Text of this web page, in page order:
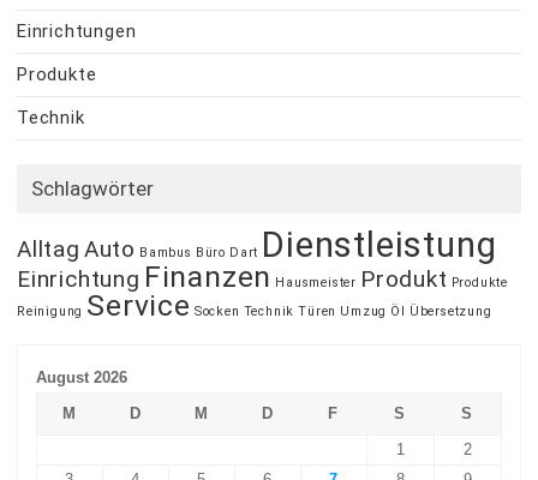
Einrichtungen
Produkte
Technik
Schlagwörter
Alltag Auto Bambus Büro Dart Dienstleistung
Einrichtung Finanzen Hausmeister Produkt Produkte
Reinigung Service Socken Technik Türen Umzug Öl Übersetzung
August 2026
M
D M D F S
S
1
2